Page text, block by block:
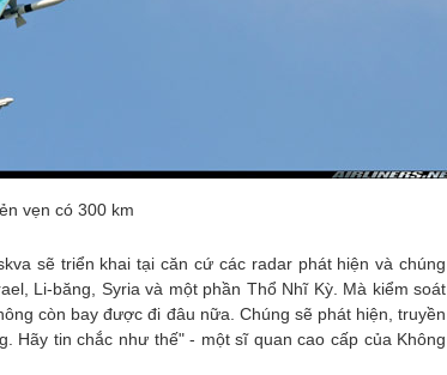
vẹn có 300 km
sẽ triển khai tại căn cứ các radar phát hiện và chúng
Li-băng, Syria và một phần Thổ Nhĩ Kỳ. Mà kiểm soát
còn bay được đi đâu nữa. Chúng sẽ phát hiện, truyền
Hãy tin chắc như thế" - một sĩ quan cao cấp của Không